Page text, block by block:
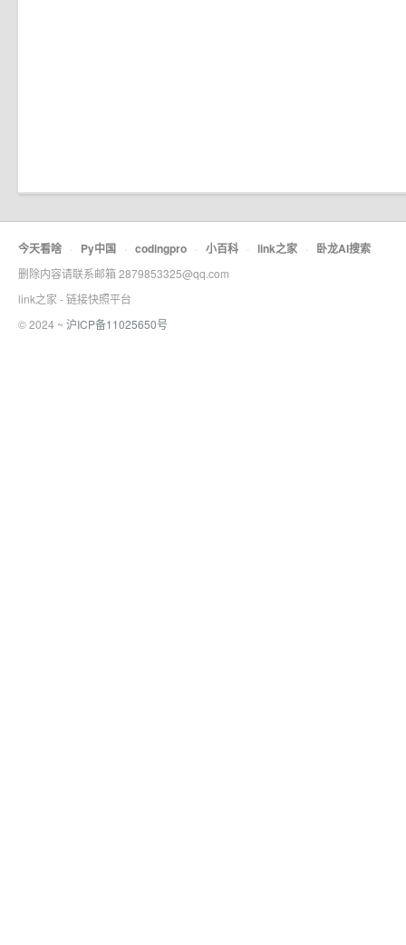
今天看啥 · Py中国 · codingpro · 小百科 · link之家 · 卧龙AI搜索
删除内容请联系邮箱 2879853325@qq.com
link之家 - 链接快照平台
© 2024 ~ 沪ICP备11025650号